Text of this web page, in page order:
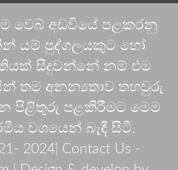
වෙබ් අඩවියේ පළකරනු
යම් පුද්ගලයකුට හෝ
සිදුවන්නේ නම් එම
තම අනන්‍යතාව තහවුරු
පිළිතුරු පළකිරීමට මෙම
වශයෙන් බැඳී සිටී.
2024| Contact Us -